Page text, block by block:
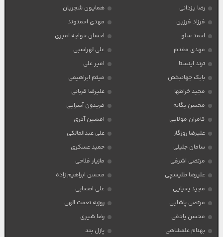
رضا یزدانی
همایون شجریان
فرزاد فرزین
مهدی احمدوند
احمد سلو
احسان خواجه امیری
مهدی مقدم
علی لهراسبی
ترند اینستا
امیر علی
بابک جهانبخش
میثم ابراهیمی
مجید خراطها
علیرضا قربانی
محسن یگانه
فریدون آسرایی
کامران مولایی
افشین آذری
علیرضا روزگار
علی عبدالمالکی
سامان جلیلی
حمید عسکری
مرتضی اشرفی
مازیار فلاحی
علیرضا طلیسچی
محسن ابراهیم زاده
مجید یحیایی
علی اصحابی
مرتضی پاشایی
روزبه نعمت الهی
محسن یاحقی
رضا شیری
بهنام علمشاهی
پازل بند